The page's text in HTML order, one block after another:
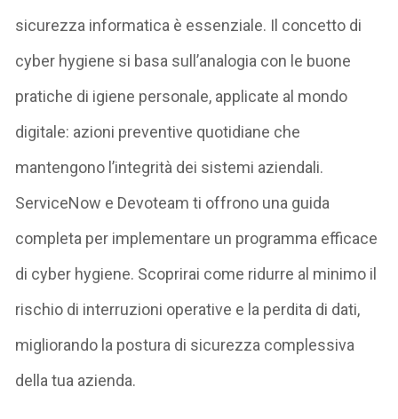
sicurezza informatica è essenziale. Il concetto di
cyber hygiene si basa sull’analogia con le buone
pratiche di igiene personale, applicate al mondo
digitale: azioni preventive quotidiane che
mantengono l’integrità dei sistemi aziendali.
ServiceNow e Devoteam ti offrono una guida
completa per implementare un programma efficace
di cyber hygiene. Scoprirai come ridurre al minimo il
rischio di interruzioni operative e la perdita di dati,
migliorando la postura di sicurezza complessiva
della tua azienda.